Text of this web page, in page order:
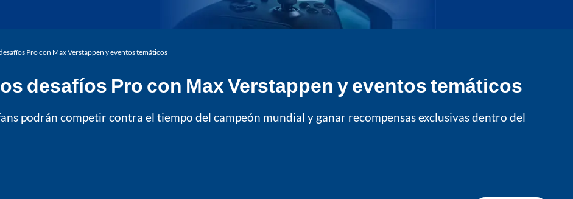
Pro con Max Verstappen y eventos temáticos
desafíos Pro con Max Verstappen y eventos temáticos
podrán competir contra el tiempo del campeón mundial y ganar recompensas exclusivas dentro del